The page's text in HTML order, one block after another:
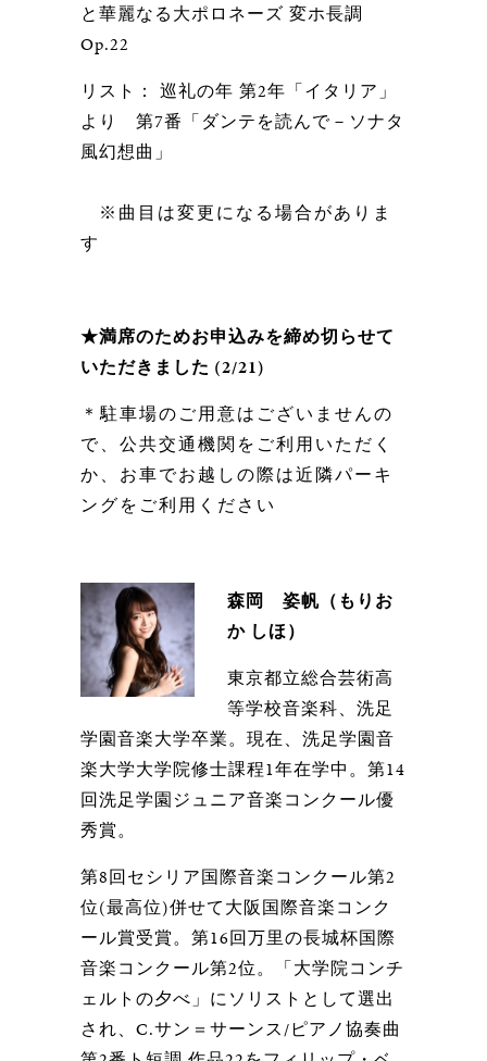
と華麗なる大ポロネーズ 変ホ長調
Op.22
リスト： 巡礼の年 第2年「イタリア」
より 第7番「ダンテを読んで－ソナタ
風幻想曲」
※曲目は変更になる場合がありま
す
★満席のためお申込みを締め切らせて
いただきました (2/21)
＊駐車場のご用意はございませんの
で、公共交通機関をご利用いただく
か、お車でお越しの際は近隣パーキ
ングをご利用ください
森岡 姿帆（もりお
か しほ）
東京都立総合芸術高
等学校音楽科、洗足
学園音楽大学卒業。現在、洗足学園音
楽大学大学院修士課程1年在学中。第14
回洗足学園ジュニア音楽コンクール優
秀賞。
第8回セシリア国際音楽コンクール第2
位(最高位)併せて大阪国際音楽コンク
ール賞受賞。第16回万里の長城杯国際
音楽コンクール第2位。「大学院コンチ
ェルトの夕べ」にソリストとして選出
され、C.サン＝サーンス/ピアノ協奏曲